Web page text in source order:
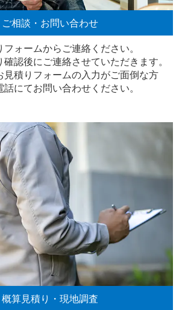
ご相談・お問い合わせ
ォームからご連絡ください。
認後にご連絡させていただきます。
見積りフォームの入力がご面倒な方
話にてお問い合わせください。
概算見積り・現地調査